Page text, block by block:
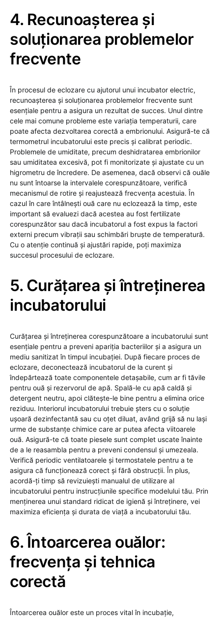
4. Recunoașterea și
soluționarea problemelor
frecvente
În procesul de eclozare cu ajutorul unui incubator electric,
recunoașterea și soluționarea problemelor frecvente sunt
esențiale pentru a asigura un rezultat de succes. Unul dintre
cele mai comune probleme este variația temperaturii, care
poate afecta dezvoltarea corectă a embrionului. Asigură-te că
termometrul incubatorului este precis și calibrat periodic.
Problemele de umiditate, precum deshidratarea embrionilor
sau umiditatea excesivă, pot fi monitorizate și ajustate cu un
higrometru de încredere. De asemenea, dacă observi că ouăle
nu sunt întoarse la intervalele corespunzătoare, verifică
mecanismul de rotire și reajustează frecvența acestuia. În
cazul în care întâlnești ouă care nu eclozează la timp, este
important să evaluezi dacă acestea au fost fertilizate
corespunzător sau dacă incubatorul a fost expus la factori
externi precum vibrații sau schimbări bruște de temperatură.
Cu o atenție continuă și ajustări rapide, poți maximiza
succesul procesului de eclozare.
5. Curățarea și întreținerea
incubatorului
Curățarea și întreținerea corespunzătoare a incubatorului sunt
esențiale pentru a preveni apariția bacteriilor și a asigura un
mediu sanitizat în timpul incubației. După fiecare proces de
eclozare, deconectează incubatorul de la curent și
îndepărtează toate componentele detașabile, cum ar fi tăvile
pentru ouă și rezervorul de apă. Spală-le cu apă caldă și
detergent neutru, apoi clătește-le bine pentru a elimina orice
reziduu. Interiorul incubatorului trebuie șters cu o soluție
ușoară dezinfectantă sau cu oțet diluat, având grijă să nu lași
urme de substanțe chimice care ar putea afecta viitoarele
ouă. Asigură-te că toate piesele sunt complet uscate înainte
de a le reasambla pentru a preveni condensul și umezeala.
Verifică periodic ventilatoarele și termostatele pentru a te
asigura că funcționează corect și fără obstrucții. În plus,
acordă-ți timp să revizuiești manualul de utilizare al
incubatorului pentru instrucțiunile specifice modelului tău. Prin
menținerea unui standard ridicat de igienă și întreținere, vei
maximiza eficiența și durata de viață a incubatorului tău.
6. Întoarcerea ouălor:
frecvența și tehnica
corectă
Întoarcerea ouălor este un proces vital în incubație,